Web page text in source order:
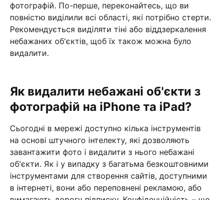
фотографій. По-перше, переконайтесь, що ви
повністю виділили всі області, які потрібно стерти.
Рекомендується виділяти тіні або віддзеркалення
небажаних об'єктів, щоб їх також можна було
видалити.
Як видалити небажані об'єкти з
фотографій на iPhone та iPad?
Сьогодні в мережі доступно кілька інструментів
на основі штучного інтелекту, які дозволяють
завантажити фото і видалити з нього небажані
об'єкти. Як і у випадку з багатьма безкоштовними
інструментами для створення сайтів, доступними
в інтернеті, вони або переповнені рекламою, або